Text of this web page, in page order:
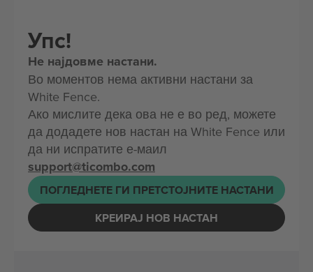
Упс!
Не најдовме настани.
Во моментов нема активни настани за
White Fence.
Ако мислите дека ова не е во ред, можете
да додадете нов настан на White Fence или
да ни испратите е-маил
support@ticombo.com
ПОГЛЕДНЕТЕ ГИ ПРЕТСТОЈНИТЕ НАСТАНИ
КРЕИРАЈ НОВ НАСТАН